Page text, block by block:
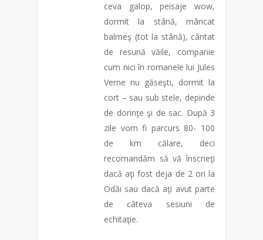
ceva galop, peisaje wow,
dormit la stână, mâncat
balmeş (tot la stână), cântat
de resună văile, companie
cum nici în romanele lui Jules
Verne nu găseşti, dormit la
cort – sau sub stele, depinde
de dorinţe şi de sac. După 3
zile vom fi parcurs 80- 100
de km călare, deci
recomandăm să vă înscrieţi
dacă aţi fost deja de 2 ori la
Odăi sau dacă aţi avut parte
de câteva sesiuni de
echitaţie.